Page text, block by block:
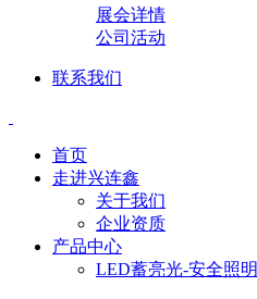
展会详情
公司活动
联系我们
首页
走进兴连鑫
关于我们
企业资质
产品中心
LED蓄亮光-安全照明